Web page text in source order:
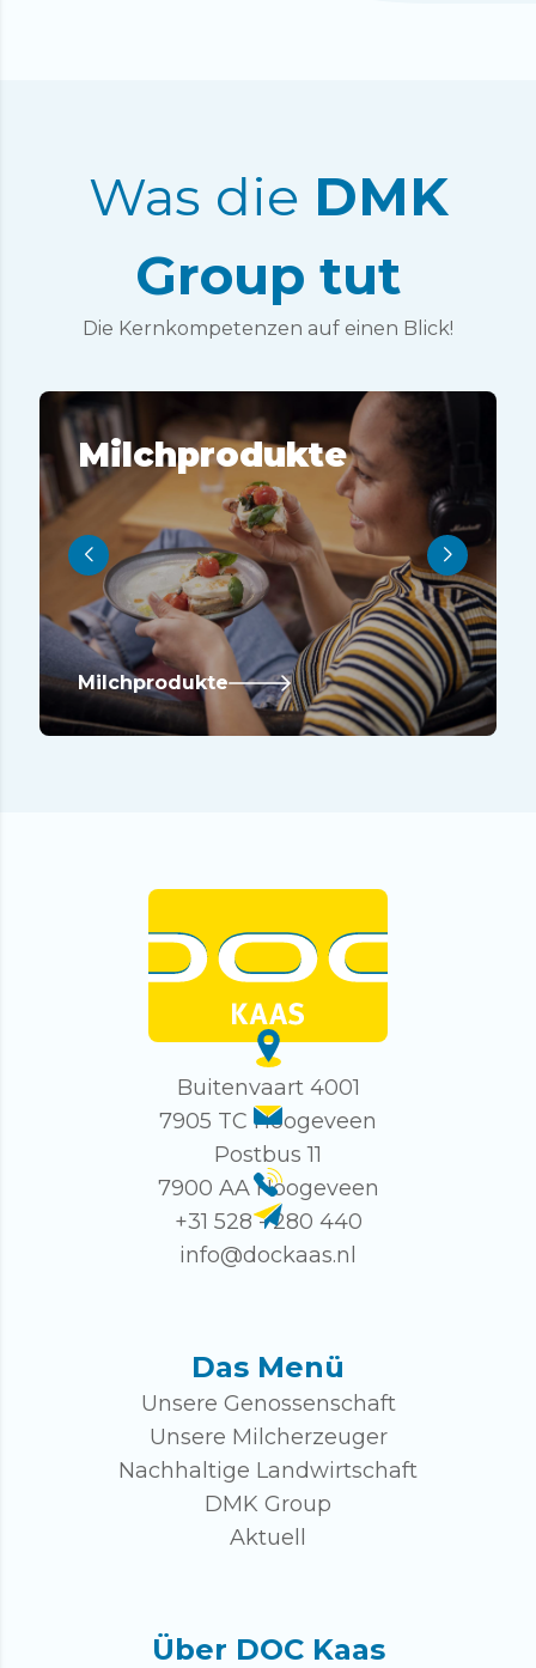
Was die DMK
Group tut
Die Kernkompetenzen auf einen Blick!
Milchprodukte
Milchprodukte
Buitenvaart 4001
7905 TC Hoogeveen
Postbus 11
7900 AA Hoogeveen
+31 528 - 280 440
info@dockaas.nl
Das Menü
Unsere Genossenschaft
Unsere Milcherzeuger
Nachhaltige Landwirtschaft
DMK Group
Aktuell
Über DOC Kaas